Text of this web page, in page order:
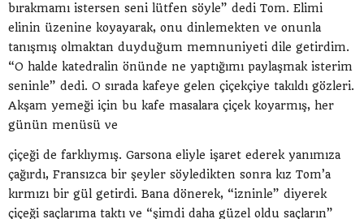
bırakmamı istersen seni lütfen söyle” dedi Tom. Elimi
elinin üzenine koyayarak, onu dinlemekten ve onunla
tanışmış olmaktan duyduğum memnuniyeti dile getirdim.
“O halde katedralin önünde ne yaptığımı paylaşmak isterim
seninle” dedi. O sırada kafeye gelen çiçekçiye takıldı gözleri.
Akşam yemeği için bu kafe masalara çiçek koyarmış, her
günün menüsü ve
çiçeği de farklıymış. Garsona eliyle işaret ederek yanımıza
çağırdı, Fransızca bir şeyler söyledikten sonra kız Tom’a
kırmızı bir gül getirdi. Bana dönerek, “izninle” diyerek
çiçeği saçlarıma taktı ve “şimdi daha güzel oldu saçların”